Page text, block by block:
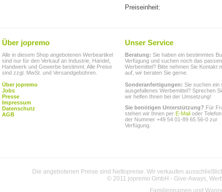
Preiseinheit:
Über jopremo
Alle in diesem Shop angebotenen Werbeartikel
sind nur für den Verkauf an Industrie, Handel,
Handwerk und Gewerbe bestimmt. Alle Preise
sind zzgl. MwSt. und Versandgebühren.
Über jopremo
Jobs
Presse
Impressum
Datenschutz
AGB
Unser Service
Beratung: Sie haben ein bestimmtes
Verfügung und suchen noch das
Werbemittel? Bitte nehmen Sie Kontakt
auf, wir beraten Sie gerne.
Sonderanfertigungen: Sie suchen ein
ausgefallenes Werbemittel? Sprechen
wir helfen Ihnen bei der Umsetzung!
Sie benötigen Unterstützung? Für
stehen wir Ihnen per E-Mail oder
der Nummer +49 54 01-89 65 56-0 zur
Verfügung.
Die angebotenen Preise sind Nettopreise. Wir verkaufen
© 2011 jopremo GmbH - Give-Aways,
Familiennamen und